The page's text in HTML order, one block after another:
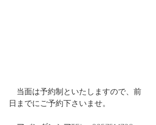
当面は予約制といたしますので、前
日までにご予約下さいませ。